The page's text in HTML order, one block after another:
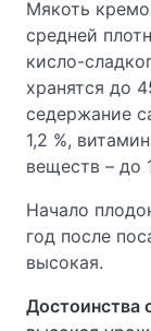
Мякоть
средней
кисло-
хранятся до
седержание
1,2 %,
веществ – до
Начало
год после
высокая.
Достоинства